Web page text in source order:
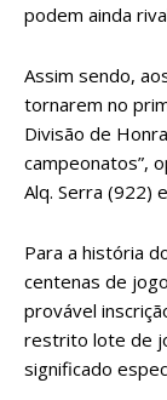
podem ainda
Assim sendo,
tornarem no
Divisão de
campeonatos”,
Alq. Serra (922)
Para a história
centenas de
provável
restrito lote de
significado